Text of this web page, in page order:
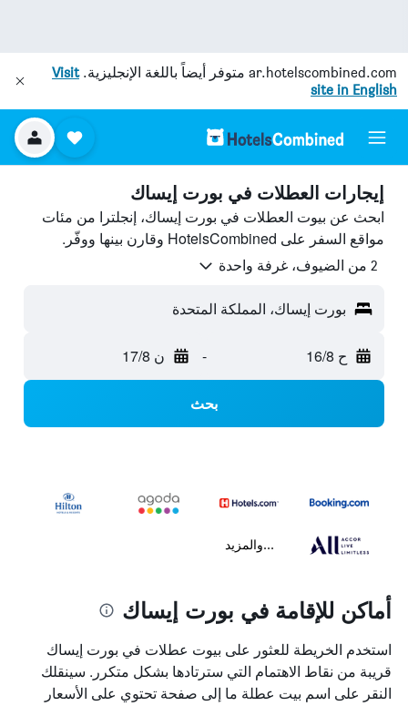
ar.hotelscombined.com متوفر أيضاً باللغة الإنجليزية.Visit
site in English
إيجارات العطلات في بورت إيساك
ابحث عن بيوت العطلات في بورت إيساك، إنجلترا من مئات
مواقع السفر على HotelsCombined وقارن بينها ووفّر.
2 من الضيوف، غرفة واحدة
بورت إيساك، المملكة المتحدة
ح 16/8 - ن 17/8
بحث
...والمزيد
أماكن للإقامة في بورت إيساك
استخدم الخريطة للعثور على بيوت عطلات في بورت إيساك
قريبة من نقاط الاهتمام التي سترتادها بشكل متكرر. سينقلك
النقر على اسم بيت عطلة ما إلى صفحة تحتوي على الأسعار